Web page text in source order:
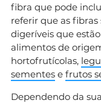
fibra que pode
referir que as fibras
digeríveis que
alimentos de
hortofrutícolas,
sementes e frutos
Dependendo da